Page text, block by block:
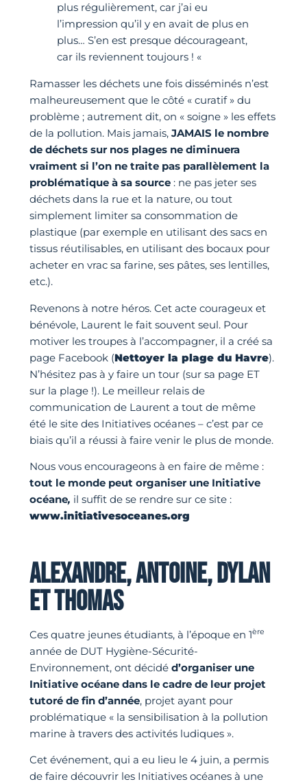
plus régulièrement, car j’ai eu
l’impression qu’il y en avait de plus en
plus… S’en est presque décourageant,
car ils reviennent toujours ! «
Ramasser les déchets une fois disséminés n’est
malheureusement que le côté « curatif » du
problème ; autrement dit, on « soigne » les effets
de la pollution. Mais jamais, JAMAIS le nombre
de déchets sur nos plages ne diminuera
vraiment si l’on ne traite pas parallèlement la
problématique à sa source: ne pas jeter ses
déchets dans la rue et la nature, ou tout
simplement limiter sa consommation de
plastique (par exemple en utilisant des sacs en
tissus réutilisables, en utilisant des bocaux pour
acheter en vrac sa farine, ses pâtes, ses lentilles,
etc.).
Revenons à notre héros. Cet acte courageux et
bénévole, Laurent le fait souvent seul. Pour
motiver les troupes à l’accompagner, il a créé sa
page Facebook (Nettoyer la plage du Havre).
N’hésitez pas à y faire un tour (sur sa page ET
sur la plage !). Le meilleur relais de
communication de Laurent a tout de même
été le site des Initiatives océanes – c’est par ce
biais qu’il a réussi à faire venir le plus de monde.
Nous vous encourageons à en faire de même :
tout le monde peut organiser une Initiative
océane, il suffit de se rendre sur ce site :
www.initiativesoceanes.org
ALEXANDRE, ANTOINE, DYLAN
ET THOMAS
Ces quatre jeunes étudiants, à l’époque en 1ère
année de DUT Hygiène-Sécurité-
Environnement, ont décidé d’organiser une
Initiative océane dans le cadre de leur projet
tutoré de fin d’année, projet ayant pour
problématique « la sensibilisation à la pollution
marine à travers des activités ludiques ».
Cet événement, qui a eu lieu le 4 juin, a permis
de faire découvrir les Initiatives océanes à une